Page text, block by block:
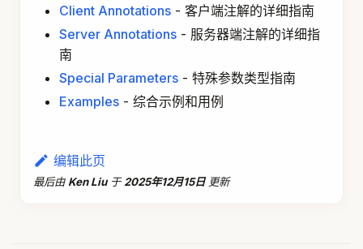
Client Annotations - 客户端注解的详细指南
Server Annotations - 服务器端注解的详细指
南
Special Parameters - 特殊参数类型指南
Examples - 综合示例和用例
编辑此页
最后由 Ken Liu 于 2025年12月15日 更新